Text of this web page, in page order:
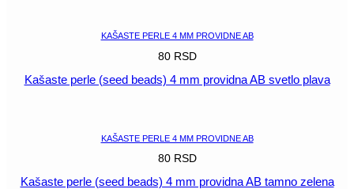
KAŠASTE PERLE 4 MM PROVIDNE AB
80 RSD
Kašaste perle (seed beads) 4 mm providna AB svetlo plava
KAŠASTE PERLE 4 MM PROVIDNE AB
80 RSD
Kašaste perle (seed beads) 4 mm providna AB tamno zelena